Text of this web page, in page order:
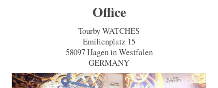
Office
Tourby WATCHES
Emilienplatz 15
58097 Hagen in Westfalen
GERMANY